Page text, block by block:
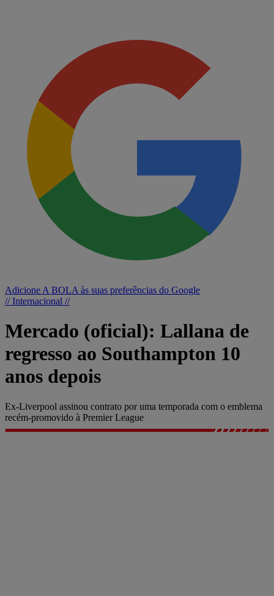
Adicione A BOLA às suas preferências do Google
// Internacional //
Mercado (oficial): Lallana de
regresso ao Southampton 10
anos depois
Ex-Liverpool assinou contrato por uma temporada com o emblema
recém-promovido à Premier League